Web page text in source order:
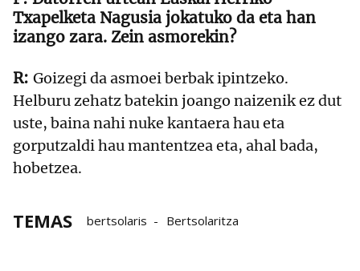
Txapelketa Nagusia jokatuko da eta han
izango zara. Zein asmorekin?
Goizegi da asmoei berbak ipintzeko.
Helburu zehatz batekin joango naizenik ez dut
uste, baina nahi nuke kantaera hau eta
gorputzaldi hau mantentzea eta, ahal bada,
hobetzea.
TEMAS bertsolaris Bertsolaritza